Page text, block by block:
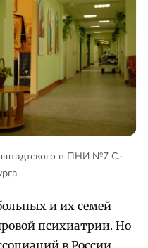
в ПНИ №7 С.-
и их семей
психиатрии. Но
в России